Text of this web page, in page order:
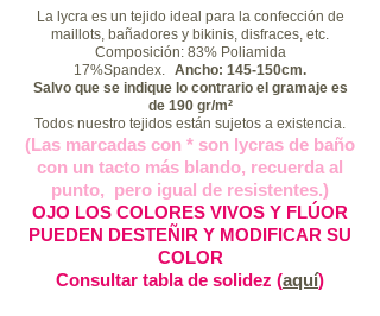
La lycra es un tejido ideal para la confección de
maillots, bañadores y bikinis, disfraces, etc.
Composición: 83% Poliamida
17%Spandex. Ancho: 145-150cm.
Salvo que se indique lo contrario el gramaje es
de 190 gr/m²
Todos nuestro tejidos están sujetos a existencia.
(Las marcadas con * son lycras de baño
con un tacto más blando, recuerda al
punto, pero igual de resistentes.)
OJO LOS COLORES VIVOS Y FLÚOR
PUEDEN DESTEÑIR Y MODIFICAR SU
COLOR
Consultar tabla de solidez (aquí)